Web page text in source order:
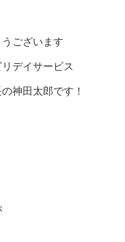
ございます
デイサービス
神田太郎です！